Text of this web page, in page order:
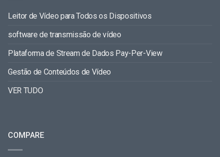
Leitor de Vídeo para Todos os Dispositivos
software de transmissão de vídeo
Plataforma de Stream de Dados Pay-Per-View
Gestão de Conteúdos de Vídeo
VER TUDO
COMPARE